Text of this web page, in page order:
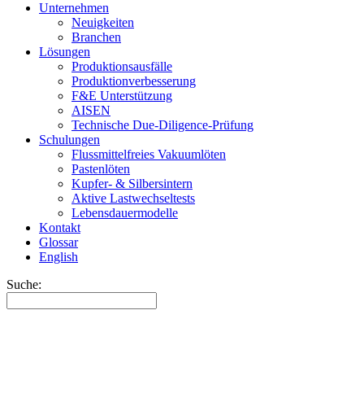
Unternehmen
Neuigkeiten
Branchen
Lösungen
Produktionsausfälle
Produktionverbesserung
F&E Unterstützung
AISEN
Technische Due-Diligence-Prüfung
Schulungen
Flussmittelfreies Vakuumlöten
Pastenlöten
Kupfer- & Silbersintern
Aktive Lastwechseltests
Lebensdauermodelle
Kontakt
Glossar
English
Suche: